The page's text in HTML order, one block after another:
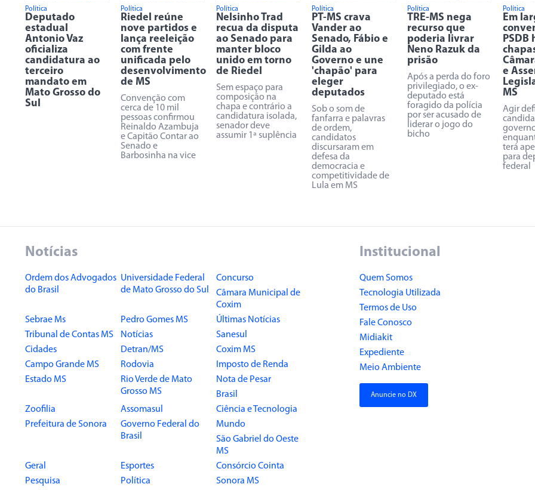
Política
Deputado
estadual
Antonio Vaz
oficializa
candidatura ao
terceiro
mandato em
Mato Grosso do
Sul
Política
Riedel reúne
nove partidos e
lança reeleição
com frente
unificada pelo
desenvolvimento
de MS
Convenção com
cerca de 10 mil
pessoas confirmou
Reinaldo Azambuja
e Capitão Contar ao
Senado e
Barbosinha na vice
Política
Nelsinho Trad
recua da disputa
ao Senado para
manter bloco
unido em torno
de Riedel
Sem espaço para
composição na
chapa e contrário a
candidatura isolada,
senador deve
assumir 1ª suplência
Política
PT-MS crava
Vander ao
Senado, Fábio e
Gilda ao
Governo e une
'chapão' para
eleger
deputados
Sob o som de
fanfarra e palavras
de ordem,
candidatos
discursaram em
defesa da
democracia e
competitividade de
Lula em MS
Política
TRE-MS nega
recurso que
poderia livrar
Neno Razuk da
prisão
Após a perda do foro
privilegiado, o ex-
deputado está
foragido da polícia
por ser acusado de
liderar o jogo do
bicho
Política
Em
PSDB
e
MS
Agir
terá
para
federal
Notícias
Ordem dos Advogados
do Brasil
Universidade Federal
de Mato Grosso do Sul
Concurso
Câmara Municipal de
Coxim
Sebrae Ms
Pedro Gomes MS
Últimas Notícias
Tribunal de Contas MS
Notícias
Sanesul
Cidades
Detran/MS
Coxim MS
Campo Grande MS
Rodovia
Imposto de Renda
Estado MS
Rio Verde de Mato
Grosso MS
Nota de Pesar
Brasil
Zoofilia
Assomasul
Ciência e Tecnologia
Prefeitura de Sonora
Governo Federal do
Brasil
Mundo
São Gabriel do Oeste
MS
Geral
Esportes
Consórcio Cointa
Pesquisa
Política Sonora MS
Institucional
Quem Somos
Tecnologia Utilizada
Termos de Uso
Fale Conosco
Midiakit
Expediente
Meio Ambiente
Anuncie no DX